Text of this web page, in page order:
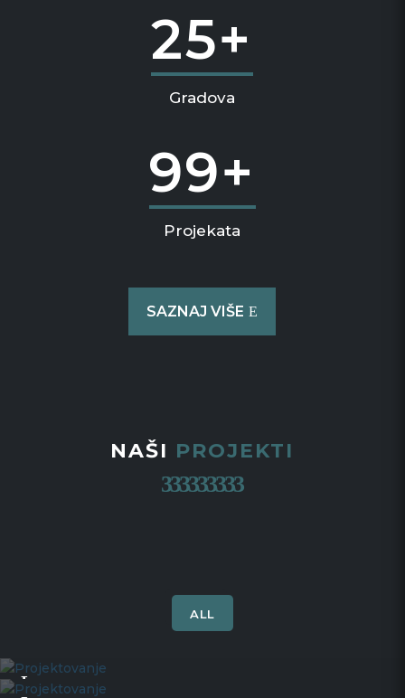
25+
Gradova
99+
Projekata
SAZNAJ VIŠE
NAŠI PROJEKTI
ALL
Projektovanje
Projektovanje